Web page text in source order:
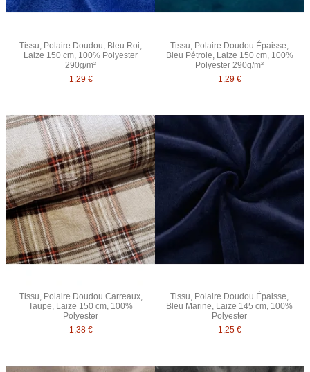
Tissu, Polaire Doudou, Bleu Roi,
Laize 150 cm, 100% Polyester
290g/m²
1,29 €
Tissu, Polaire Doudou Épaisse,
Bleu Pétrole, Laize 150 cm, 100%
Polyester 290g/m²
1,29 €
Tissu, Polaire Doudou Carreaux,
Taupe, Laize 150 cm, 100%
Polyester
1,38 €
Tissu, Polaire Doudou Épaisse,
Bleu Marine, Laize 145 cm, 100%
Polyester
1,25 €